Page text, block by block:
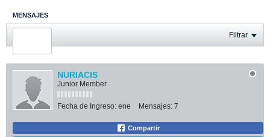
MENSAJES
ÚLTIMA ACTIVIDAD Filtrar
NURIACIS
Junior Member
Fecha de Ingreso: ene Mensajes: 7
Compartir